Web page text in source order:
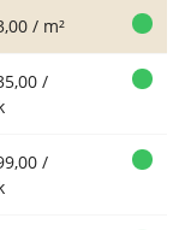
/ m²
/
/